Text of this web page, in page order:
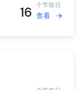
16 个节假日
查看